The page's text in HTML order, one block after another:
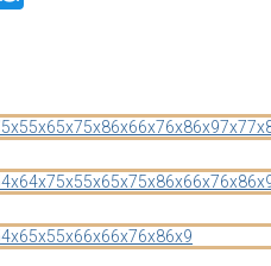
5x55x65x75x86x66x76x86x97x7
4x64x75x55x65x75x86x66x76x8
4x65x55x66x66x76x86x9